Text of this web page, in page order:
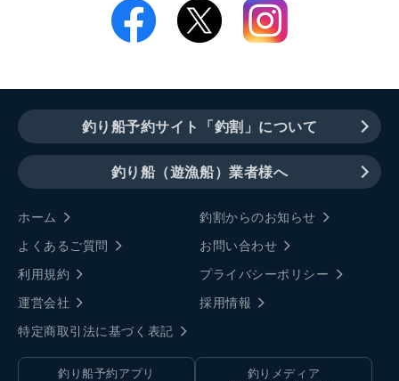
釣り船予約サイト「釣割」について
釣り船（遊漁船）業者様へ
ホーム
釣割からのお知らせ
よくあるご質問
お問い合わせ
利用規約
プライバシーポリシー
運営会社
採用情報
特定商取引法に基づく表記
釣り船予約アプリ
釣りメディア